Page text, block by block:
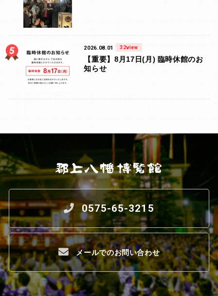
2026.08.01 32view
【重要】8月17日(月) 臨時休館のお
知らせ
0575-65-3215
メールでのお問い合わせ